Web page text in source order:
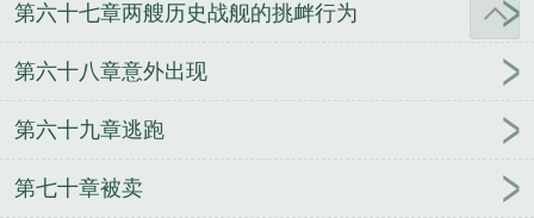
第六十七章两艘历史战舰的挑衅行为
第六十八章意外出现
第六十九章逃跑
第七十章被卖